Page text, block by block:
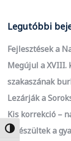
Nagy kontraszt
Legutóbbi
Fejlesztések a
Megújul a XVIII.
szakaszának
Lezárják a
Kis korrekció –
elkészültek a